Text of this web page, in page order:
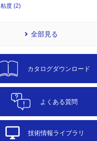
粘度 (2)
全部見る
カタログダウンロード
よくある質問
desktop_windows 技術情報ライブラリ